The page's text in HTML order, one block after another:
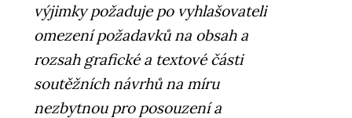
výjimky požaduje po vyhlašovateli
omezení požadavků na obsah a
rozsah grafické a textové části
soutěžních návrhů na míru
nezbytnou pro posouzení a